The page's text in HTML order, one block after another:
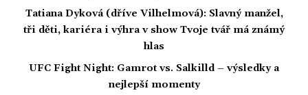
Tatiana Dyková (dříve Vilhelmová): Slavný manžel,
tři děti, kariéra i výhra v show Tvoje tvář má známý
hlas
UFC Fight Night: Gamrot vs. Salkilld – výsledky a
nejlepší momenty